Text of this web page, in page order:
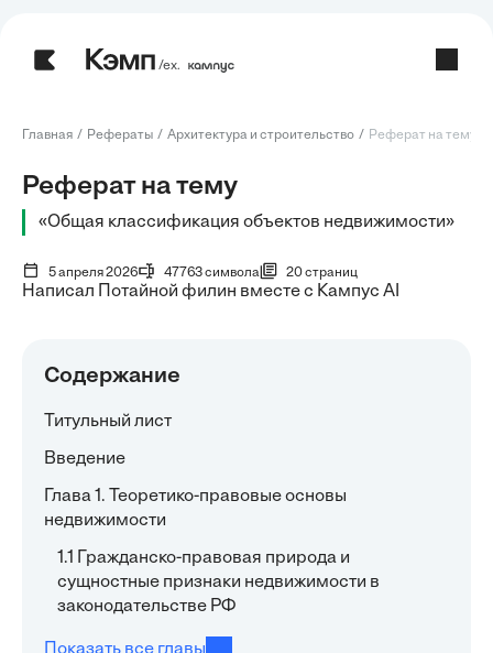
/ех.
Главная Рефераты Архитектура и строительство Реферат на тему:
Реферат на тему
«Общая классификация объектов недвижимости»
5 апреля 2026 47763 символа 20 страниц
Написал Потайной филин вместе с Кампус AI
Содержание
Титульный лист
Введение
Глава 1. Теоретико-правовые основы
недвижимости
1.1 Гражданско-правовая природа и
сущностные признаки недвижимости в
законодательстве РФ